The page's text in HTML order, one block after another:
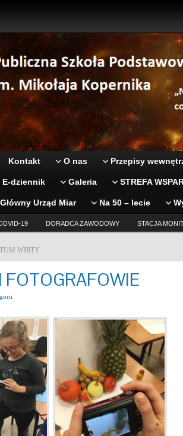
Kontakt O nas Przepisy
E-dziennik Galeria STREFA
Główny Urząd Miar Na 50 – lecie
19 DORADCA ZAWODOWY STACJA
WIRTY
FOTOGRAFOWIE